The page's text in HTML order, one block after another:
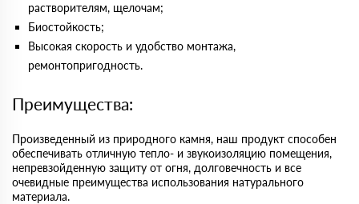
растворителям, щелочам;
Биостойкость;
Высокая скорость и удобство монтажа,
ремонтопригодность.
Преимущества:
Произведенный из природного камня, наш продукт способен
обеспечивать отличную тепло- и звукоизоляцию помещения,
непревзойденную защиту от огня, долговечность и все
очевидные преимущества использования натурального
материала.